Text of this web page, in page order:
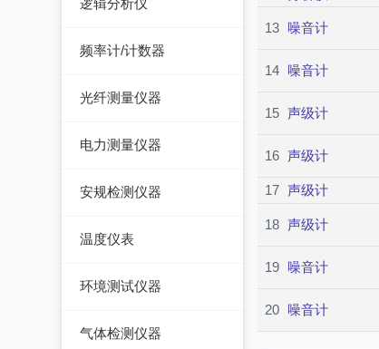
可编程交直流电源
交直流电源
天馈线分析仪
逻辑分析仪
频率计/计数器
光纤测量仪器
电力测量仪器
接地电阻测试仪
兆欧表
安规检测仪器
泄漏电流测试仪
温度仪表
环境测试仪器
气体检测仪器
13 噪音计
14 噪音计
15 声级计
16 声级计
17 声级计
18 声级计
19 噪音计
20 噪音计